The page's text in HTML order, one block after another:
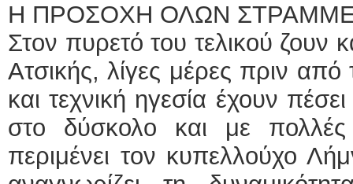
Η ΠΡΟΣΟΧΗ ΟΛΩΝ
Στον πυρετό του τελικού ζουν
Ατσικής, λίγες μέρες πριν από
και τεχνική ηγεσία έχουν
στο δύσκολο και με πολλές
περιμένει τον κυπελλούχο